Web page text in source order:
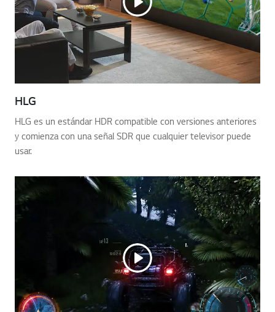
HLG
HLG es un estándar HDR compatible con versiones anteriores
y comienza con una señal SDR que cualquier televisor puede
usar.